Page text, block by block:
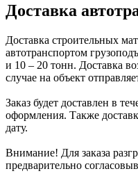
Доставка
Доставка строительных
автотранспортом
и 10 – 20 тонн. Доставка
случае на объект
Заказ будет доставлен в
оформления. Также
дату.
Внимание! Для заказа
предварительно